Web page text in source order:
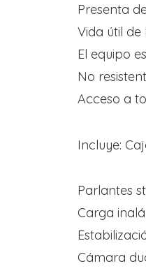
Presenta
Vida útil
El equipo
No
Acceso a
Incluye:
Parlantes
Carga
Cámara